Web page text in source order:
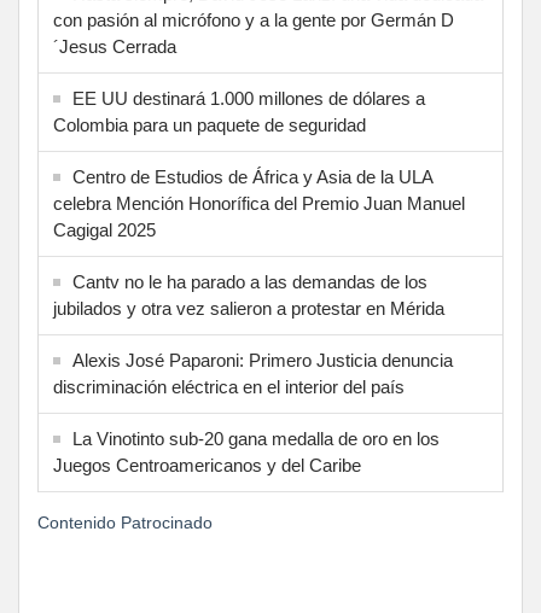
con pasión al micrófono y a la gente por Germán D
´Jesus Cerrada
EE UU destinará 1.000 millones de dólares a
Colombia para un paquete de seguridad
Centro de Estudios de África y Asia de la ULA
celebra Mención Honorífica del Premio Juan Manuel
Cagigal 2025
Cantv no le ha parado a las demandas de los
jubilados y otra vez salieron a protestar en Mérida
Alexis José Paparoni: Primero Justicia denuncia
discriminación eléctrica en el interior del país
La Vinotinto sub-20 gana medalla de oro en los
Juegos Centroamericanos y del Caribe
Contenido Patrocinado